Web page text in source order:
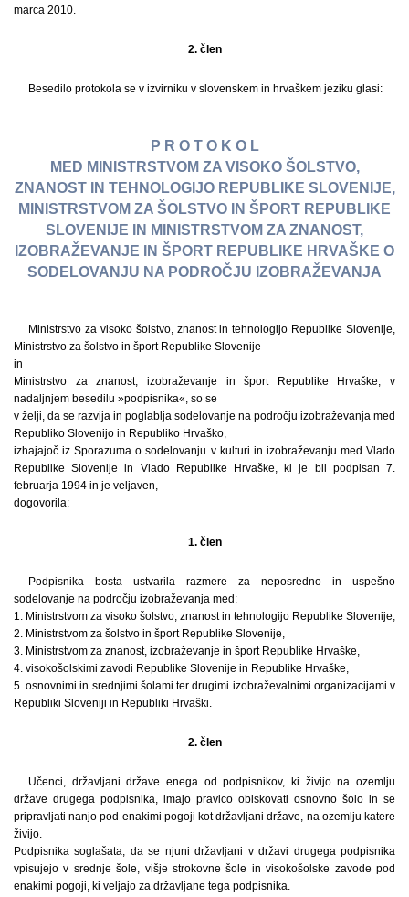
marca 2010.
2. člen
Besedilo protokola se v izvirniku v slovenskem in hrvaškem jeziku glasi:
P R O T O K O L
MED MINISTRSTVOM ZA VISOKO ŠOLSTVO,
ZNANOST IN TEHNOLOGIJO REPUBLIKE SLOVENIJE,
MINISTRSTVOM ZA ŠOLSTVO IN ŠPORT REPUBLIKE
SLOVENIJE IN MINISTRSTVOM ZA ZNANOST,
IZOBRAŽEVANJE IN ŠPORT REPUBLIKE HRVAŠKE O
SODELOVANJU NA PODROČJU IZOBRAŽEVANJA
Ministrstvo za visoko šolstvo, znanost in tehnologijo Republike Slovenije,
Ministrstvo za šolstvo in šport Republike Slovenije
in
Ministrstvo za znanost, izobraževanje in šport Republike Hrvaške, v
nadaljnjem besedilu »podpisnika«, so se
v želji, da se razvija in poglablja sodelovanje na področju izobraževanja med
Republiko Slovenijo in Republiko Hrvaško,
izhajajoč iz Sporazuma o sodelovanju v kulturi in izobraževanju med Vlado
Republike Slovenije in Vlado Republike Hrvaške, ki je bil podpisan 7.
februarja 1994 in je veljaven,
dogovorila:
1. člen
Podpisnika bosta ustvarila razmere za neposredno in uspešno
sodelovanje na področju izobraževanja med:
1. Ministrstvom za visoko šolstvo, znanost in tehnologijo Republike Slovenije,
2. Ministrstvom za šolstvo in šport Republike Slovenije,
3. Ministrstvom za znanost, izobraževanje in šport Republike Hrvaške,
4. visokošolskimi zavodi Republike Slovenije in Republike Hrvaške,
5. osnovnimi in srednjimi šolami ter drugimi izobraževalnimi organizacijami v
Republiki Sloveniji in Republiki Hrvaški.
2. člen
Učenci, državljani države enega od podpisnikov, ki živijo na ozemlju
države drugega podpisnika, imajo pravico obiskovati osnovno šolo in se
pripravljati nanjo pod enakimi pogoji kot državljani države, na ozemlju katere
živijo.
Podpisnika soglašata, da se njuni državljani v državi drugega podpisnika
vpisujejo v srednje šole, višje strokovne šole in visokošolske zavode pod
enakimi pogoji, ki veljajo za državljane tega podpisnika.